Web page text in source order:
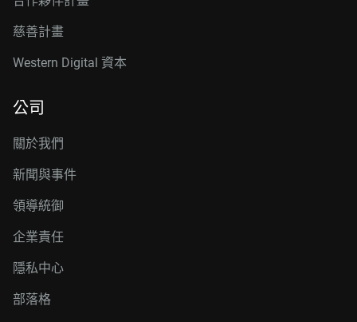
慈善計畫
Western Digital 資本
公司
關於我們
新聞與事件
領導統御
企業責任
隱私中心
部落格